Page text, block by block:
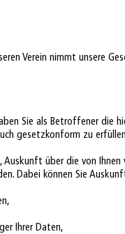
Verein nimmt unsere
Sie als Betroffener die
gesetzkonform zu
Auskunft über die von
Dabei können Sie
Ihrer Daten,